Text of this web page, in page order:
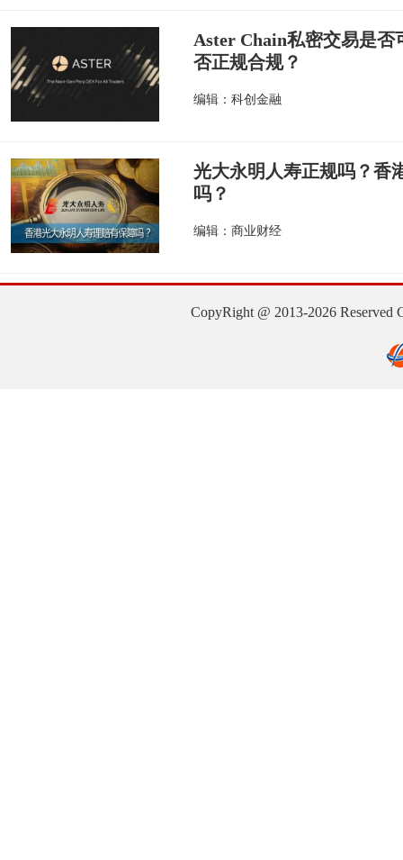
Aster Chain私密交易是
否正规合规？
编辑：科创金融
光大永明人寿正规吗？香
吗？
编辑：商业财经
CopyRight @ 2013-2026